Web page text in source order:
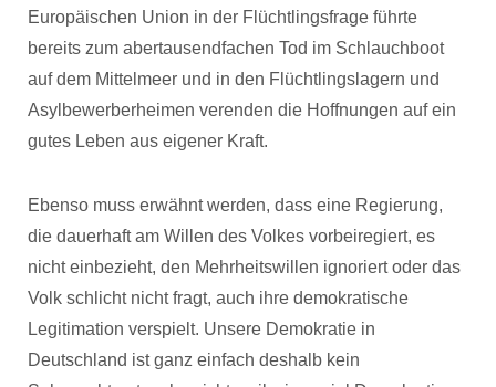
Europäischen Union in der Flüchtlingsfrage führte
bereits zum abertausendfachen Tod im Schlauchboot
auf dem Mittelmeer und in den Flüchtlingslagern und
Asylbewerberheimen verenden die Hoffnungen auf ein
gutes Leben aus eigener Kraft.
Ebenso muss erwähnt werden, dass eine Regierung,
die dauerhaft am Willen des Volkes vorbeiregiert, es
nicht einbezieht, den Mehrheitswillen ignoriert oder das
Volk schlicht nicht fragt, auch ihre demokratische
Legitimation verspielt. Unsere Demokratie in
Deutschland ist ganz einfach deshalb kein